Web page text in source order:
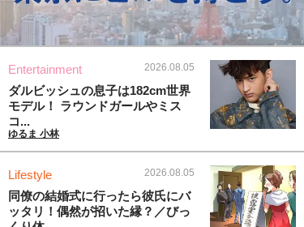
Entertainment 2026.08.05
ダルビッシュの息子は182cm世界
モデル！ ラウンドガールやミス
コ...
ゆるま 小林
Lifestyle 2026.08.05
同僚の結婚式に行ったら彼氏にバ
ッタリ！偶然が招いた縁？／びっ